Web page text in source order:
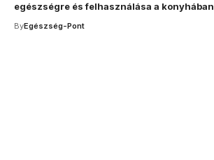
egészségre és felhasználása a konyhában
ByEgészség-Pont